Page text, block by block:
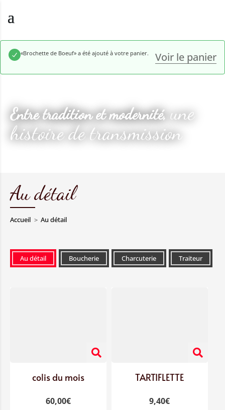
«Brochette de Boeuf» a été ajouté à votre panier. Voir le panier
Entre tradition et modernité,une
histoire de transmission
Au détail
Accueil Au détail
Au détail Boucherie Charcuterie Traiteur
colis du mois
60,00€
TARTIFLETTE
9,40€